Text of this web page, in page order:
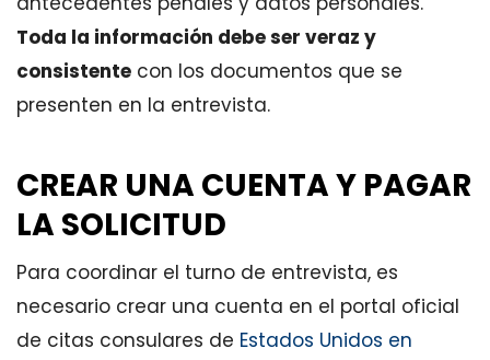
Toda la información debe ser veraz y
consistente con los documentos que se
presenten en la entrevista.
CREAR UNA CUENTA Y PAGAR
LA SOLICITUD
Para coordinar el turno de entrevista, es
necesario crear una cuenta en el portal oficial
de citas consulares de Estados Unidos en